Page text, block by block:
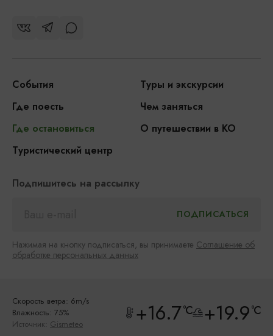
События
Туры и экскурсии
Где поесть
Чем заняться
Где остановиться
О путешествии в КО
Туристический центр
Подпишитесь на рассылку
Нажимая на кнопку подписаться, вы принимаете Соглашение об
обработке персональных данных
Скорость ветра: 6m/s
Влажность: 75%
Источник: Gismeteo +16.7°C +19.9°C